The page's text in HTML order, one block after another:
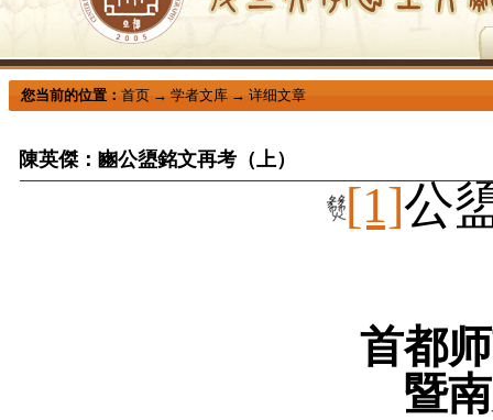
您当前的位置：首页 →学者文库 →详细文章
陳英傑：豳公盨銘文再考（上）
[1]公
首都
暨